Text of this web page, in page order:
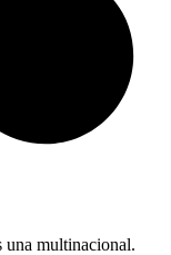
una multinacional.